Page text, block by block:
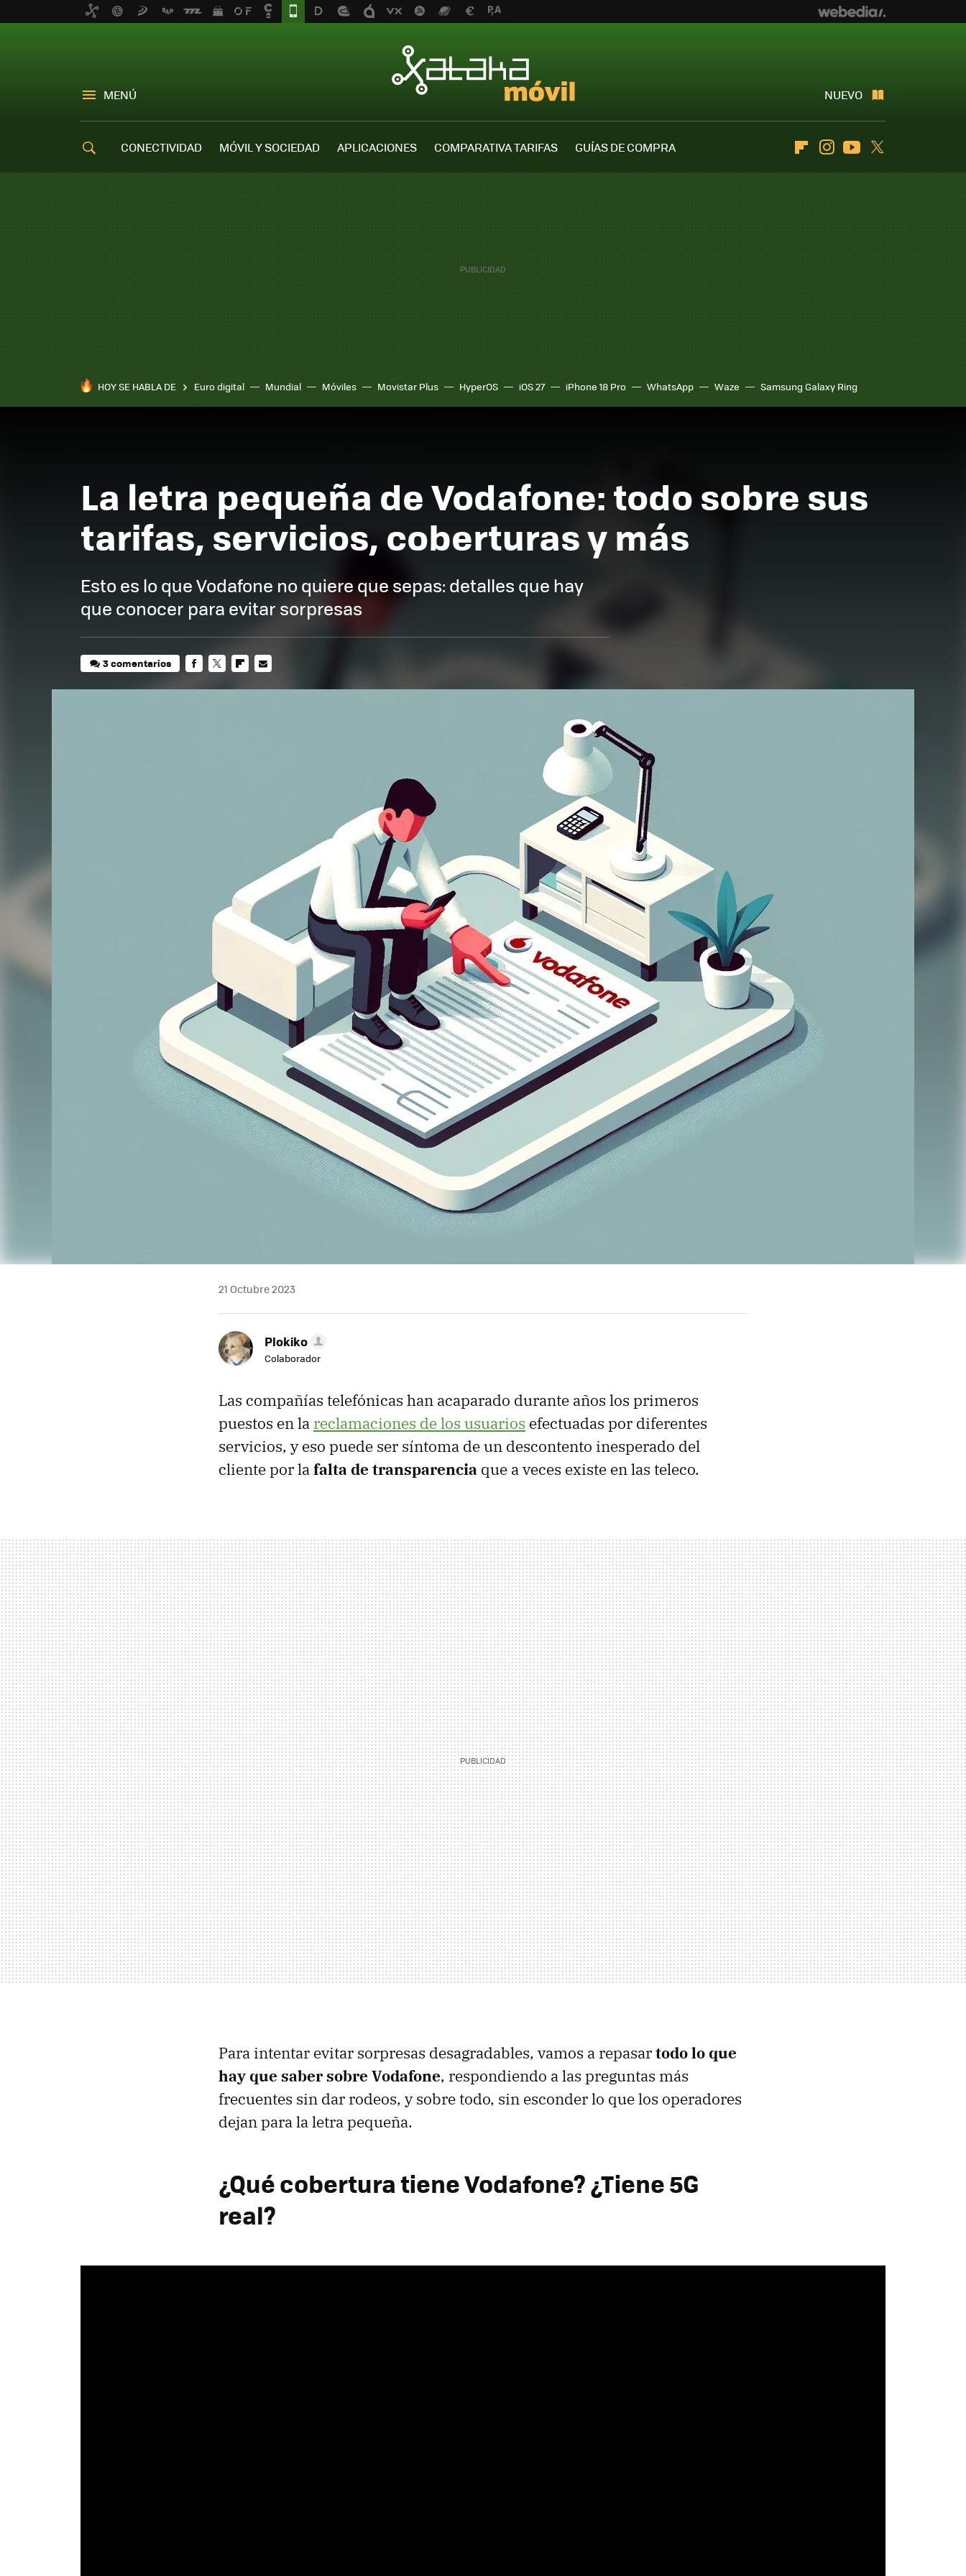
MENÚ NUEVO
CONECTIVIDAD MÓVIL Y SOCIEDAD APLICACIONES COMPARATIVA TARIFAS
GUÍAS DE COMPRA
FlipboardInstagramYoutube
HOY SE HABLA DE Euro digital Mundial Móviles Movistar Plus HyperOS iOS 27 iPhone 18 Pro WhatsApp Waze Samsung Galaxy Ring
La letra pequeña de Vodafone: todo sobre sus
tarifas, servicios, coberturas y más
Esto es lo que Vodafone no quiere que sepas: detalles que hay
que conocer para evitar sorpresas
3 comentarios
21 Octubre 2023
Plokiko
Colaborador
Las compañías telefónicas han acaparado durante años los primeros
puestos en la reclamaciones de los usuarios efectuadas por diferentes
servicios, y eso puede ser síntoma de un descontento inesperado del
cliente por lafalta de transparencia que a veces existe en las teleco.
Para intentar evitar sorpresas desagradables, vamos a repasartodo lo que
hay que saber sobre Vodafone, respondiendo a las preguntas más
frecuentes sin dar rodeos, y sobre todo, sin esconder lo que los operadores
dejan para la letra pequeña.
¿Qué cobertura tiene Vodafone? ¿Tiene 5G
real?